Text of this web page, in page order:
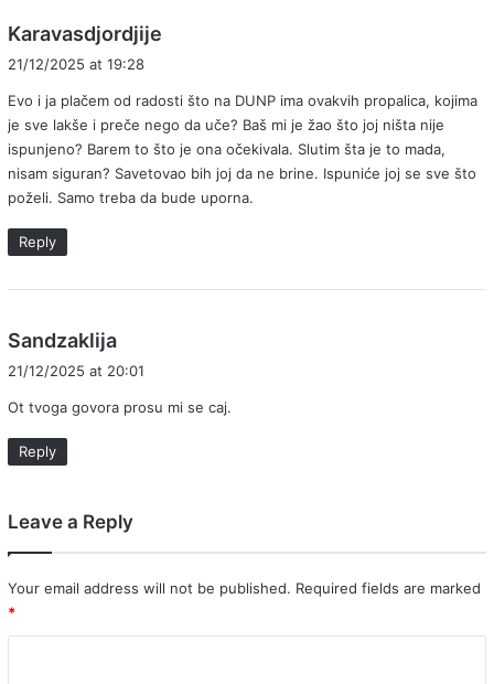
Karavasdjordjije
s
:
21/12/2025 at 19:28
Evo i ja plačem od radosti što na DUNP ima ovakvih propalica, kojima
je sve lakše i preče nego da uče? Baš mi je žao što joj ništa nije
ispunjeno? Barem to što je ona očekivala. Slutim šta je to mada,
nisam siguran? Savetovao bih joj da ne brine. Ispuniće joj se sve što
poželi. Samo treba da bude uporna.
Reply
Sandzaklija
s
21/12/2025 at 20:01
Ot tvoga govora prosu mi se caj.
Reply
Leave a Reply
Your email address will not be published. Required fields are marked
*